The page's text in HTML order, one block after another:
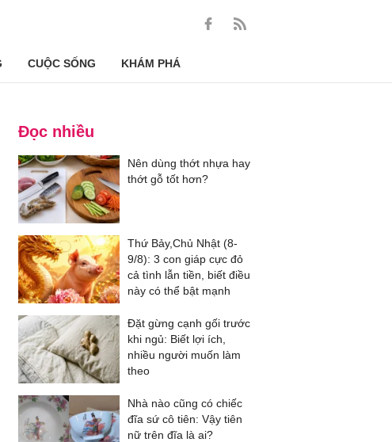
CUỘC SỐNG KHÁM PHÁ
Đọc nhiều
Nên dùng thớt nhựa hay
thớt gỗ tốt hơn?
Thứ Bảy,Chủ Nhật (8-
9/8): 3 con giáp cực đỏ
cả tình lẫn tiền, biết điều
này có thể bật mạnh
Đặt gừng cạnh gối trước
khi ngủ: Biết lợi ích,
nhiều người muốn làm
theo
Nhà nào cũng có chiếc
đĩa sứ cô tiên: Vậy tiên
nữ trên đĩa là ai?